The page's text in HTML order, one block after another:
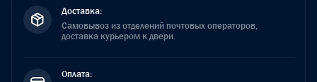
Доставка:
Самовывоз из отделений почтовых операторов,
доставка курьером к двери.
Оплата: